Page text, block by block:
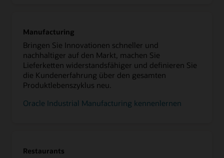
Manufacturing
Bringen Sie Innovationen schneller und
nachhaltiger auf den Markt, machen Sie
Lieferketten widerstandsfähiger und definieren Sie
die Kundenerfahrung über den gesamten
Produktlebenszyklus neu.
Oracle Industrial Manufacturing kennenlernen
Restaurants